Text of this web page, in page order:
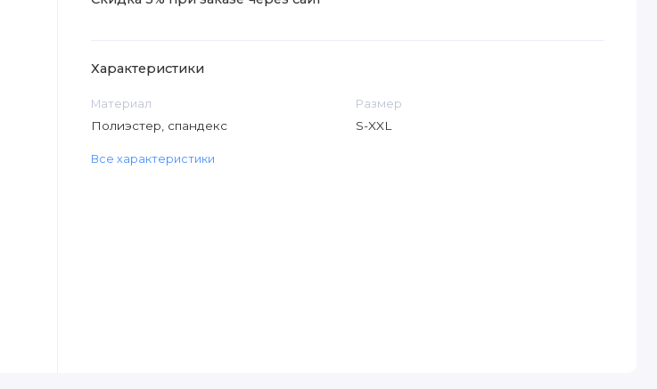
Характеристики
Материал
Полиэстер, спандекс
Размер
S-XXL
Все характеристики